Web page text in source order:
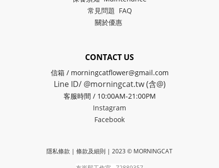
常見問題 FAQ
關於優惠
CONTACT US
信箱 / morningcatflower@gmail.com
Line ID/ @morningcat.tw (含@)
客服時間 / 10:00AM-21:00PM
Instagram
Facebook
隱私條款 | 條款及細則 | 2023 © MORNINGCAT